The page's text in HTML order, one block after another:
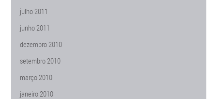
julho 2011
junho 2011
dezembro 2010
setembro 2010
março 2010
janeiro 2010